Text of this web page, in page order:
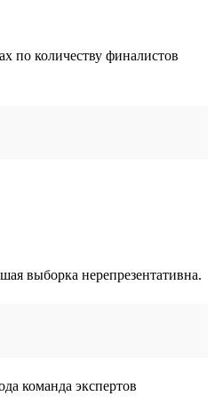
по количеству финалистов
выборка нерепрезентативна.
команда экспертов